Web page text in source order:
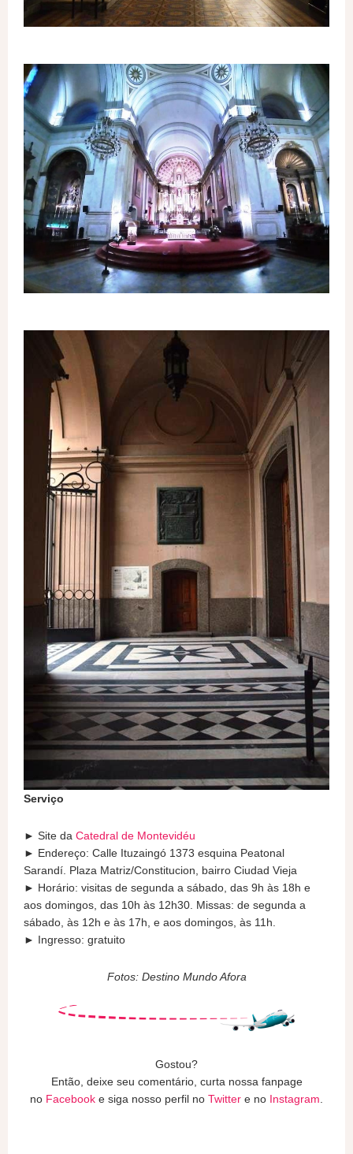
Serviço
► Site da Catedral de Montevidéu
► Endereço: Calle Ituzaingó 1373 esquina Peatonal
Sarandí. Plaza Matriz/Constitucion, bairro Ciudad Vieja
► Horário: visitas de segunda a sábado, das 9h às 18h e
aos domingos, das 10h às 12h30. Missas: de segunda a
sábado, às 12h e às 17h, e aos domingos, às 11h.
► Ingresso: gratuito
Fotos: Destino Mundo Afora
Gostou?
Então, deixe seu comentário, curta nossa fanpage
no Facebook e siga nosso perfil no Twitter e no Instagram